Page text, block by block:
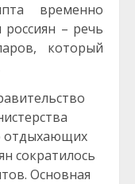
временно
– речь
который
отдыхающих
сократилось
Основная